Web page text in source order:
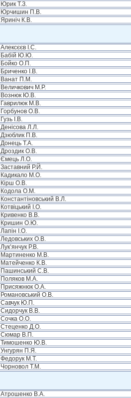
Юрик Т.З.
Юрчишин П.В.
Яриніч К.В.
Алексєєв І.С.
Бабій Ю.Ю.
Бойко О.П.
Бриченко І.В.
Ванат П.М.
Величкович М.Р.
Вознюк Ю.В.
Гаврилюк М.В.
Горбунов О.В.
Гузь І.В.
Денісова Л.Л.
Дзюблик П.В.
Донець Т.А.
Дроздик О.В.
Ємець Л.О.
Заставний Р.Й.
Кадикало М.О.
Кірш О.В.
Кодола О.М.
Константіновський В.Л.
Котвіцький І.О.
Кривенко В.В.
Кришин О.Ю.
Лапін І.О.
Ледовських О.В.
Лук’янчук Р.В.
Мартиненко М.В.
Матейченко К.В.
Пашинський С.В.
Поляков М.А.
Присяжнюк О.А.
Романовський О.В.
Савчук Ю.П.
Сидорчук В.В.
Сочка О.О.
Стеценко Д.О.
Сюмар В.П.
Тимошенко Ю.В.
Унгурян П.Я.
Федорук М.Т.
Чорновол Т.М.
Атрошенко В.А.